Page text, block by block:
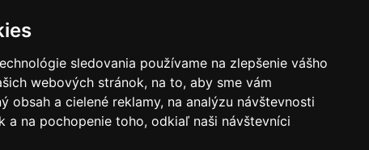
sledovania používame na zlepšenie vášho
webových stránok, na to, aby sme vám
obsah a cielené reklamy, na analýzu návštevnosti
a na pochopenie toho, odkiaľ naši návštevníci